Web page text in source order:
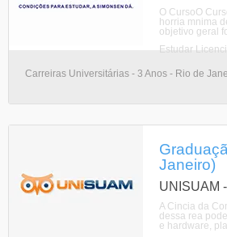
O CursoO
horria mnima
objetivo geral
Estudar
Carreiras Universitárias - 3 Anos - Rio de
Janeiro)
UNISUAM
A Cincia da
dessa rea
e hardware,